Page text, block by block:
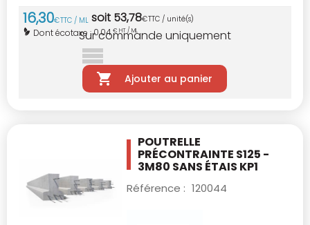
16,30€TTC / ML soit 53,78€TTC / unité(s)
Dont écotaxe :0,04€ HT / ML
Sur commande uniquement
Ajouter au panier
POUTRELLE
PRÉCONTRAINTE S125 -
3M80 SANS ÉTAIS KP1
Référence : 120044